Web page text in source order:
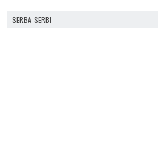
SERBA-SERBI